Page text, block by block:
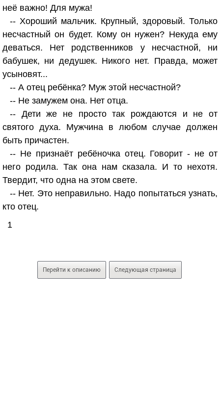
неё важно! Для мужа!
-- Хороший мальчик. Крупный, здоровый. Только
несчастный он будет. Кому он нужен? Некуда ему
деваться. Нет родственников у несчастной, ни
бабушек, ни дедушек. Никого нет. Правда, может
усыновят...
-- А отец ребёнка? Муж этой несчастной?
-- Не замужем она. Нет отца.
-- Дети же не просто так рождаются и не от
святого духа. Мужчина в любом случае должен
быть причастен.
-- Не признаёт ребёночка отец. Говорит - не от
него родила. Так она нам сказала. И то нехотя.
Твердит, что одна на этом свете.
-- Нет. Это неправильно. Надо попытаться узнать,
кто отец.
1
Перейти к описанию Следующая страница